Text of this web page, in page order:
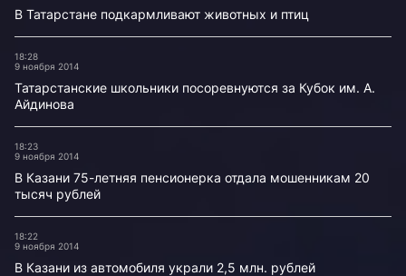
В Татарстане подкармливают животных и птиц
18:28
9 ноября 2014
Татарстанские школьники посоревнуются за Кубок им. А.
Айдинова
18:23
9 ноября 2014
В Казани 75-летняя пенсионерка отдала мошенникам 20
тысяч рублей
18:22
9 ноября 2014
В Казани из автомобиля украли 2,5 млн. рублей